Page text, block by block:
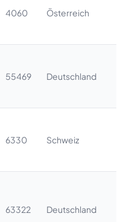
4060 Österreich
55469 Deutschland
6330 Schweiz
63322 Deutschland